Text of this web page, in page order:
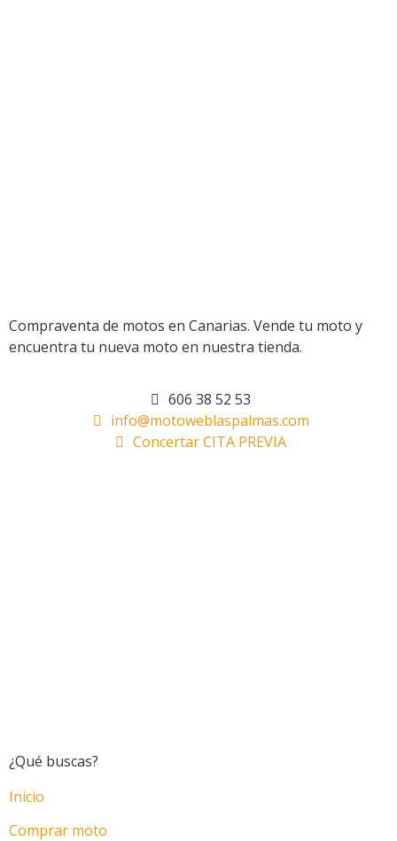
Compraventa de motos en Canarias. Vende tu moto y
encuentra tu nueva moto en nuestra tienda.
606 38 52 53
info@motoweblaspalmas.com
Concertar CITA PREVIA
¿Qué buscas?
Inicio
Comprar moto